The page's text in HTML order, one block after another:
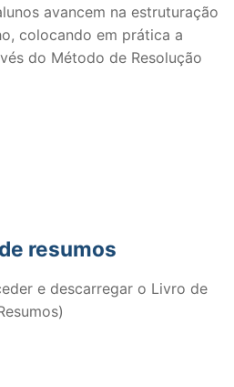
avancem na estruturação
colocando em prática a
do Método de Resolução
resumos
e descarregar o Livro de